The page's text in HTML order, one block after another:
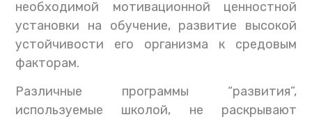
необходимой мотивационной ценностной
установки на обучение, развитие высокой
устойчивости его организма к средовым
факторам.
Различные программы “развития”,
используемые школой, не раскрывают